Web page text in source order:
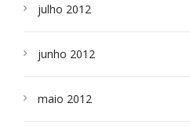
julho 2012
junho 2012
maio 2012